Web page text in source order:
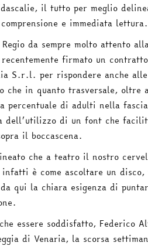
il tutto per meglio
e immediata lettura.
da sempre molto attento
recentemente firmato un
S.r.l. per rispondere anche
che in quanto trasversale, oltre
percentuale di adulti nella
dell’utilizzo di un font che
il boccascena.
che a teatro il nostro
infatti è come ascoltare un
qui la chiara esigenza di
essere soddisfatto, Federico
di Venaria, la scorsa